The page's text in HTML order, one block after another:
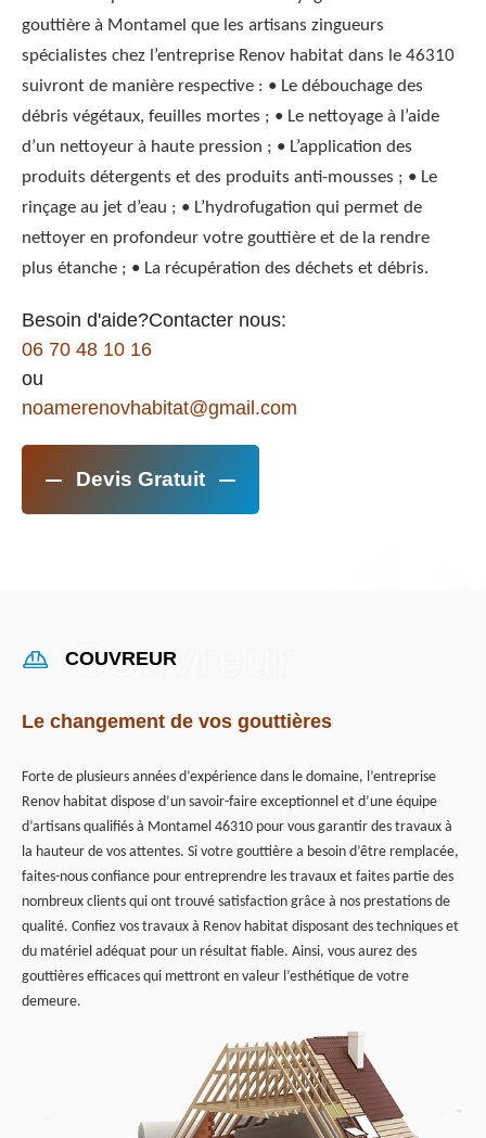
gouttière à Montamel que les artisans zingueurs
spécialistes chez l’entreprise Renov habitat dans le 46310
suivront de manière respective : • Le débouchage des
débris végétaux, feuilles mortes ; • Le nettoyage à l’aide
d’un nettoyeur à haute pression ; • L’application des
produits détergents et des produits anti-mousses ; • Le
rinçage au jet d’eau ; • L’hydrofugation qui permet de
nettoyer en profondeur votre gouttière et de la rendre
plus étanche ; • La récupération des déchets et débris.
Besoin d'aide?Contacter nous:
06 70 48 10 16
ou
noamerenovhabitat@gmail.com
Devis Gratuit
COUVREUR
Le changement de vos gouttières
Forte de plusieurs années d’expérience dans le domaine, l’entreprise
Renov habitat dispose d’un savoir-faire exceptionnel et d’une équipe
d’artisans qualifiés à Montamel 46310 pour vous garantir des travaux à
la hauteur de vos attentes. Si votre gouttière a besoin d’être remplacée,
faites-nous confiance pour entreprendre les travaux et faites partie des
nombreux clients qui ont trouvé satisfaction grâce à nos prestations de
qualité. Confiez vos travaux à Renov habitat disposant des techniques et
du matériel adéquat pour un résultat fiable. Ainsi, vous aurez des
gouttières efficaces qui mettront en valeur l’esthétique de votre
demeure.